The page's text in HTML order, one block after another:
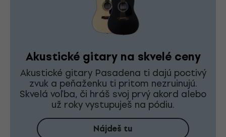
Akustické gitary na skvelé ceny
Akustické gitary Pasadena ti dajú poctivý
zvuk a peňaženku ti pritom nezruinujú.
Skvelá voľba, či hráš svoj prvý akord alebo
už roky vystupuješ na pódiu.
Nájdeš tu